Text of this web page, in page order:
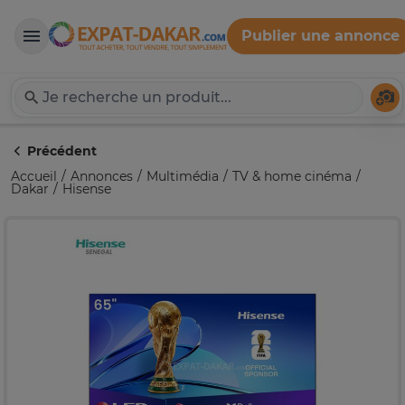
Expat-Dakar
Publier une annonce
Précédent
Accueil
Annonces Multimédia TV & home cinéma
Dakar Hisense